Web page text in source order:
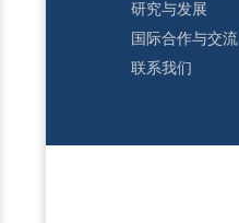
研究与发展
国际合作与交流
联系我们